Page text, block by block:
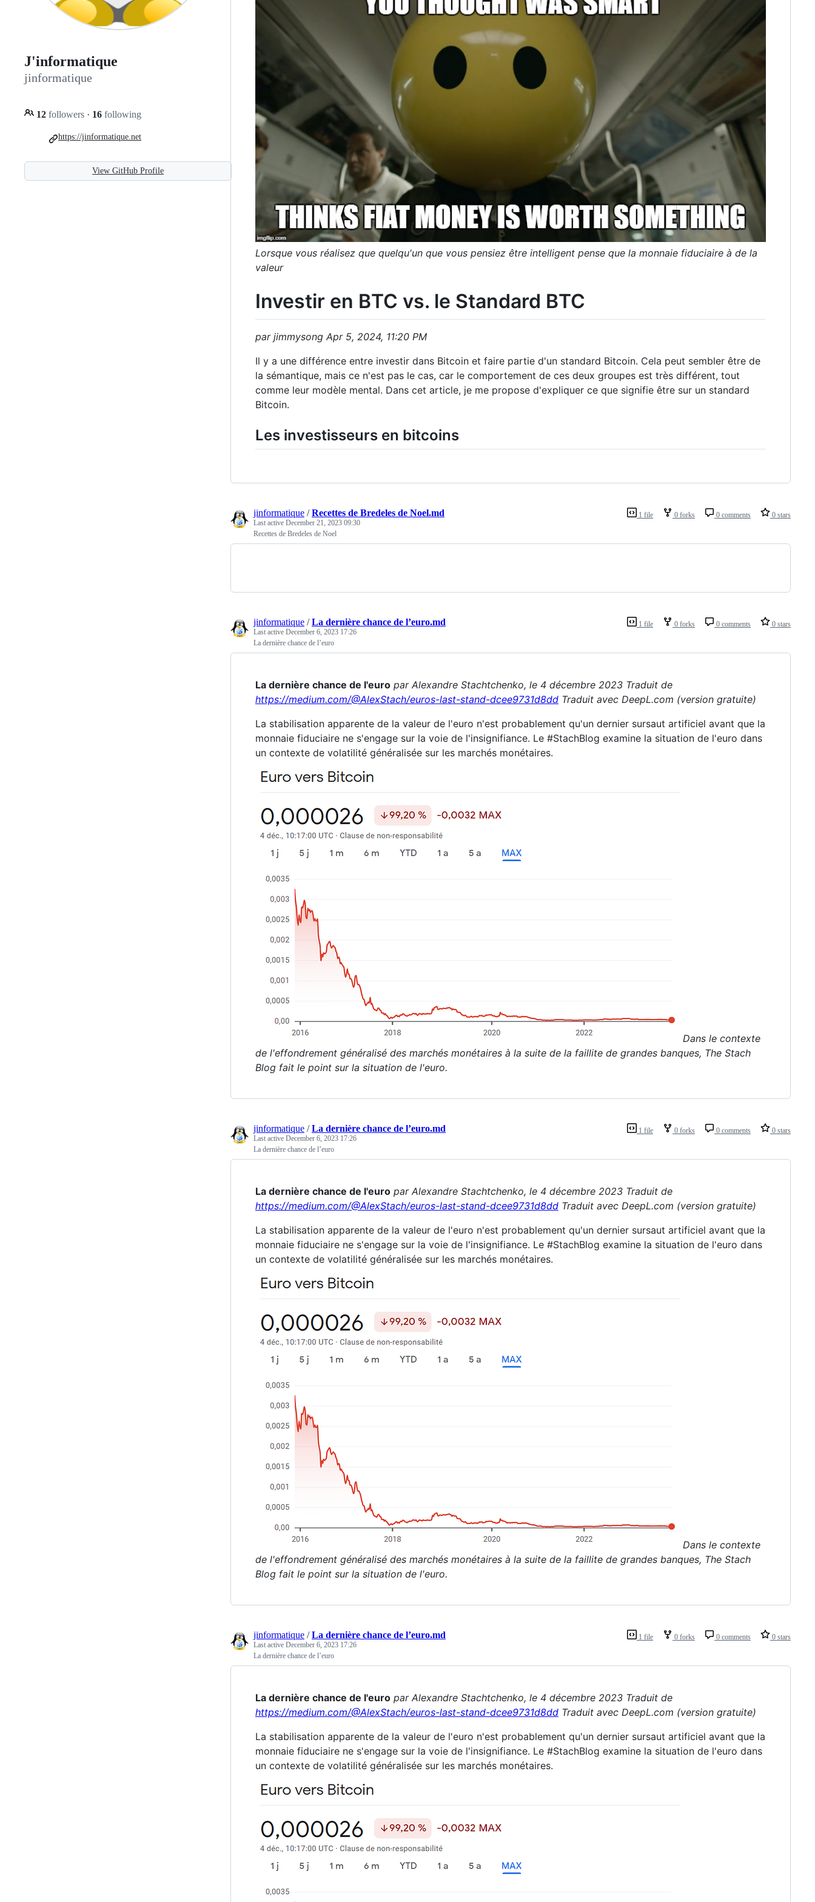
J'informatique
jinformatique
12 followers · 16 following
https://jinformatique.net
View GitHub Profile
Lorsque vous réalisez que quelqu'un que vous pensiez être intelligent pense que la monnaie fiduciaire à de la
valeur
Investir en BTC vs. le Standard BTC
par jimmysong Apr 5, 2024, 11:20 PM
Il y a une différence entre investir dans Bitcoin et faire partie d'un standard Bitcoin. Cela peut sembler être de
la sémantique, mais ce n'est pas le cas, car le comportement de ces deux groupes est très différent, tout
comme leur modèle mental. Dans cet article, je me propose d'expliquer ce que signifie être sur un standard
Bitcoin.
Les investisseurs en bitcoins
1 file 0 forks 0 comments 0 stars
jinformatique /Recettes de Bredeles de Noel.md
Last active December 21, 2023 09:30
Recettes de Bredeles de Noel
1 file 0 forks 0 comments 0 stars
jinformatique /La dernière chance de l’euro.md
Last active December 6, 2023 17:26
La dernière chance de l’euro
La dernière chance de l'euro par Alexandre Stachtchenko, le 4 décembre 2023 Traduit de
https://medium.com/@AlexStach/euros-last-stand-dcee9731d8dd Traduit avec DeepL.com (version gratuite)
La stabilisation apparente de la valeur de l'euro n'est probablement qu'un dernier sursaut artificiel avant que la
monnaie fiduciaire ne s'engage sur la voie de l'insignifiance. Le #StachBlog examine la situation de l'euro dans
un contexte de volatilité généralisée sur les marchés monétaires.
Dans le contexte
de l'effondrement généralisé des marchés monétaires à la suite de la faillite de grandes banques, The Stach
Blog fait le point sur la situation de l'euro.
1 file 0 forks 0 comments 0 stars
jinformatique /La dernière chance de l’euro.md
Last active December 6, 2023 17:26
La dernière chance de l’euro
La dernière chance de l'euro par Alexandre Stachtchenko, le 4 décembre 2023 Traduit de
https://medium.com/@AlexStach/euros-last-stand-dcee9731d8dd Traduit avec DeepL.com (version gratuite)
La stabilisation apparente de la valeur de l'euro n'est probablement qu'un dernier sursaut artificiel avant que la
monnaie fiduciaire ne s'engage sur la voie de l'insignifiance. Le #StachBlog examine la situation de l'euro dans
un contexte de volatilité généralisée sur les marchés monétaires.
Dans le contexte
de l'effondrement généralisé des marchés monétaires à la suite de la faillite de grandes banques, The Stach
Blog fait le point sur la situation de l'euro.
1 file 0 forks 0 comments 0 stars
jinformatique /La dernière chance de l’euro.md
Last active December 6, 2023 17:26
La dernière chance de l’euro
La dernière chance de l'euro par Alexandre Stachtchenko, le 4 décembre 2023 Traduit de
https://medium.com/@AlexStach/euros-last-stand-dcee9731d8dd Traduit avec DeepL.com (version gratuite)
La stabilisation apparente de la valeur de l'euro n'est probablement qu'un dernier sursaut artificiel avant que la
monnaie fiduciaire ne s'engage sur la voie de l'insignifiance. Le #StachBlog examine la situation de l'euro dans
un contexte de volatilité généralisée sur les marchés monétaires.